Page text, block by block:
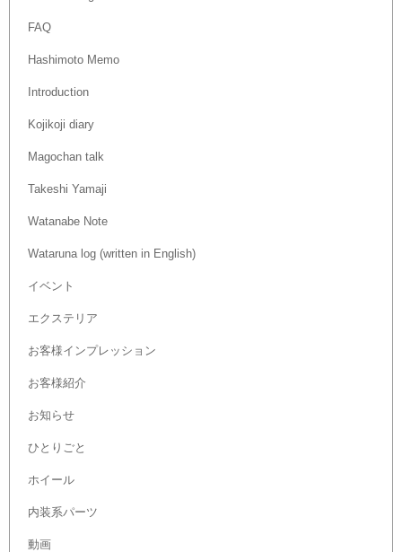
FAQ
Hashimoto Memo
Introduction
Kojikoji diary
Magochan talk
Takeshi Yamaji
Watanabe Note
Wataruna log (written in English)
イベント
エクステリア
お客様インプレッション
お客様紹介
お知らせ
ひとりごと
ホイール
内装系パーツ
動画